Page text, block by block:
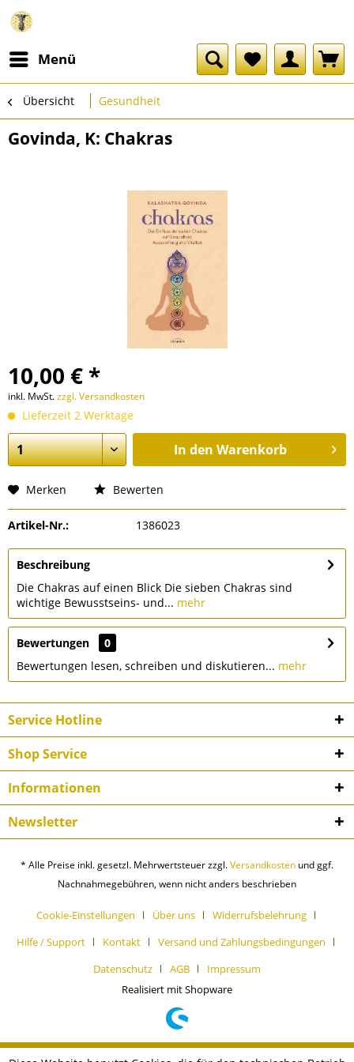
Menü
Übersicht Gesundheit
Govinda, K: Chakras
10,00 € *
inkl. MwSt.zzgl. Versandkosten
Lieferzeit 2 Werktage
In den Warenkorb
Merken Bewerten
Artikel-Nr.: 1386023
Beschreibung
Die Chakras auf einen Blick Die sieben Chakras sind
wichtige Bewusstseins- und... mehr
Bewertungen
0
Bewertungen lesen, schreiben und diskutieren... mehr
Service Hotline
Shop Service
Informationen
Newsletter
* Alle Preise inkl. gesetzl. Mehrwertsteuer zzgl.Versandkosten und ggf.
Nachnahmegebühren, wenn nicht anders beschrieben
Cookie-Einstellungen Über uns
Widerrufsbelehrung
Hilfe / Support
Kontakt
Versand und Zahlungsbedingungen
Datenschutz
AGB
Impressum
Realisiert mit Shopware